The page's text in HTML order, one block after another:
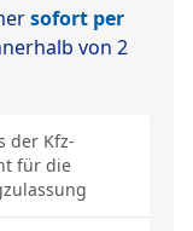
sofort per
von 2
der Kfz-
für die